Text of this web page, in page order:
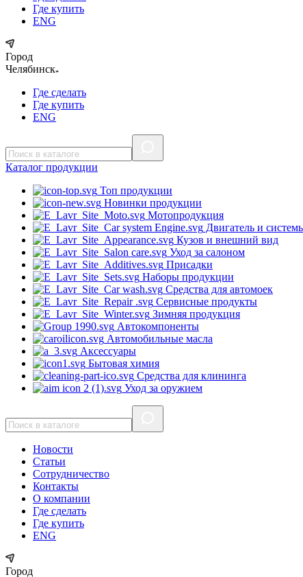
Где купить
ENG
Город
Челябинск
Где сделать
Где купить
ENG
Каталог продукции
Топ продукции
Новинки продукции
Мотопродукция
Двигатель и
Кузов и внешний вид
Уход за салоном
Присадки
Наборы продукции
Средства для автомоек
Сервисные продукты
Зимняя продукция
Автокомпоненты
Автомобильные масла
Аксессуары
Бытовая химия
Средства для клининга
Уход за оружием
Новости
Статьи
Сотрудничество
Контакты
О компании
Где сделать
Где купить
ENG
Город